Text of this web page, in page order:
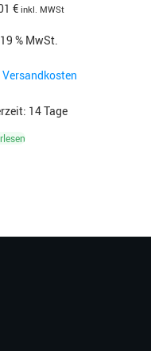
€ inkl. MWSt
% MwSt.
Versandkosten
14 Tage